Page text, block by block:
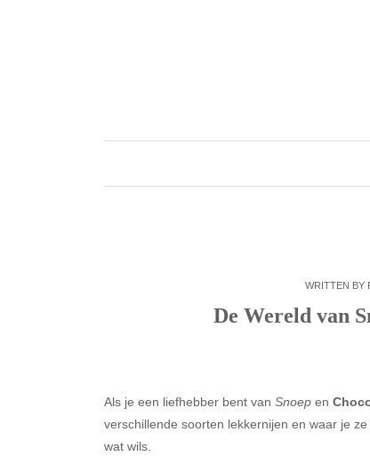
WRITTEN BY
De Wereld van
Als je een liefhebber bent van Snoep en
verschillende soorten lekkernijen en waar je
wat wils.